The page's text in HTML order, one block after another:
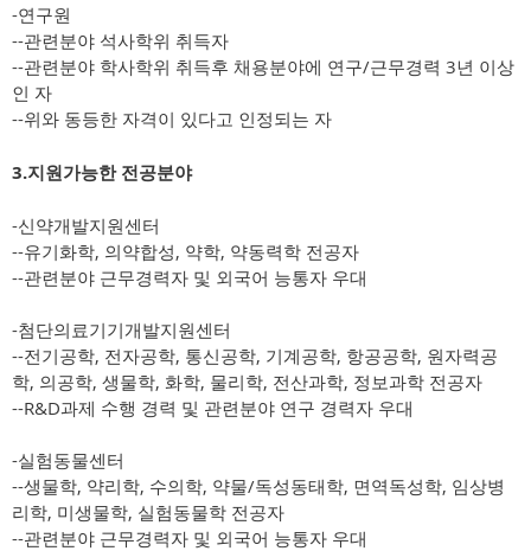
-연구원
--관련분야 석사학위 취득자
--관련분야 학사학위 취득후 채용분야에 연구/근무경력 3년 이상
인 자
--위와 동등한 자격이 있다고 인정되는 자
3.지원가능한 전공분야
-신약개발지원센터
--유기화학, 의약합성, 약학, 약동력학 전공자
--관련분야 근무경력자 및 외국어 능통자 우대
-첨단의료기기개발지원센터
--전기공학, 전자공학, 통신공학, 기계공학, 항공공학, 원자력공
학, 의공학, 생물학, 화학, 물리학, 전산과학, 정보과학 전공자
--R&D과제 수행 경력 및 관련분야 연구 경력자 우대
-실험동물센터
--생물학, 약리학, 수의학, 약물/독성동태학, 면역독성학, 임상병
리학, 미생물학, 실험동물학 전공자
--관련분야 근무경력자 및 외국어 능통자 우대